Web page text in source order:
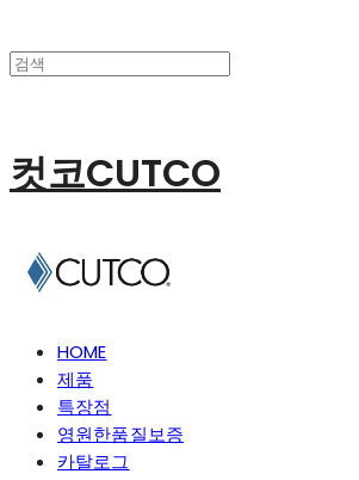
컷코CUTCO
HOME
제품
특장점
영원한품질보증
카탈로그